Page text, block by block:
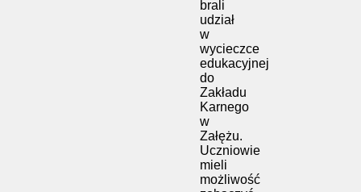
brali
udział
w
wycieczce
edukacyjnej
do
Zakładu
Karnego
w
Załężu.
Uczniowie
mieli
możliwość